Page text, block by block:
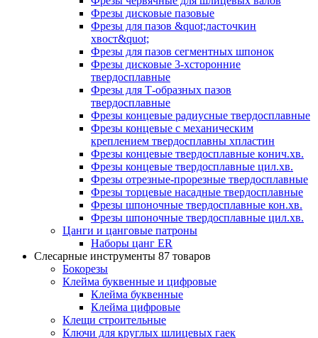
Фрезы дисковые пазовые
Фрезы для пазов &quot;ласточкин
хвост&quot;
Фрезы для пазов сегментных шпонок
Фрезы дисковые 3-хсторонние
твердосплавные
Фрезы для Т-образных пазов
твердосплавные
Фрезы концевые радиусные твердосплавные
Фрезы концевые с механическим
креплением твердосплавны хпластин
Фрезы концевые твердосплавные конич.хв.
Фрезы концевые твердосплавные цил.хв.
Фрезы отрезные-прорезные твердосплавные
Фрезы торцевые насадные твердосплавные
Фрезы шпоночные твердосплавные кон.хв.
Фрезы шпоночные твердосплавные цил.хв.
Цанги и цанговые патроны
Наборы цанг ER
Слесарные инструменты 87 товаров
Бокорезы
Клейма буквенные и цифровые
Клейма буквенные
Клейма цифровые
Клещи строительные
Ключи для круглых шлицевых гаек